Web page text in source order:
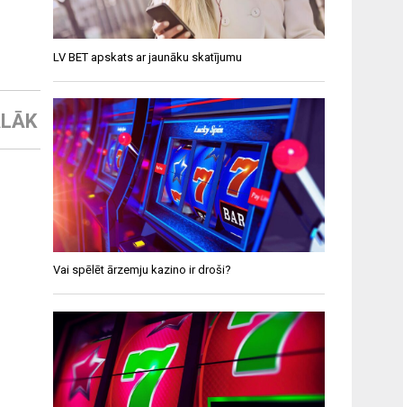
LV BET apskats ar jaunāku skatījumu
Vai spēlēt ārzemju kazino ir droši?